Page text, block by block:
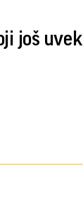
još uvek